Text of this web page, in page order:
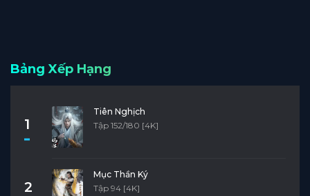
Bảng Xếp Hạng
1
Tiên Nghịch
Tập 152/180 [4K]
2
Mục Thần Ký
Tập 94 [4K]